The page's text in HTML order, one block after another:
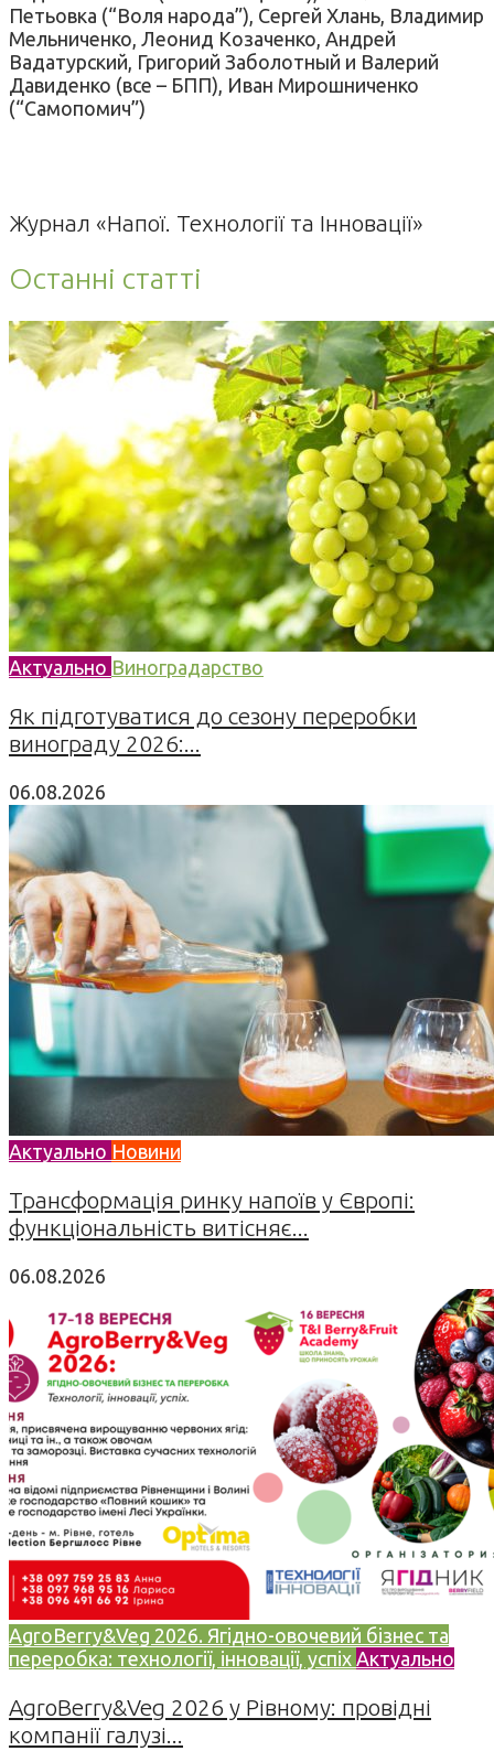
Петьовка (“Воля народа”), Сергей Хлань, Владимир
Мельниченко, Леонид Козаченко, Андрей
Вадатурский, Григорий Заболотный и Валерий
Давиденко (все – БПП), Иван Мирошниченко
(“Самопомич”)
Журнал «Напої. Технології та Інновації»
Останні статті
Актуально Виноградарство
Як підготуватися до сезону переробки
винограду 2026:...
06.08.2026
Актуально Новини
Трансформація ринку напоїв у Європі:
функціональність витісняє...
06.08.2026
AgroBerry&Veg 2026. Ягідно-овочевий бізнес та
переробка: технології, інновації, успіх Актуально
AgroBerry&Veg 2026 у Рівному: провідні
компанії галузі...